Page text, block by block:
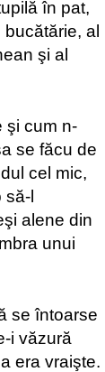
în pat,
al
şi al
şi cum n-
se făcu de
cel mic,
l
alene din
unui
se întoarse
i văzură
era vraişte.